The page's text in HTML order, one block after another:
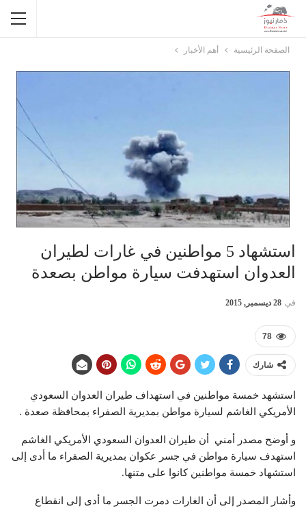
الصفحة الرئيسية أهم الأخبار
استشهاد 5 مواطنين في غارات لطيران
العدوان استهدفت سيارة مواطن بصعدة
في 28 ديسمبر, 2015
78
شارك
استشهد خمسة مواطنين في استهداف طيران العدوان السعودي
الأمريكي الغاشم لسيارة مواطن بمديرية الصفراء بمحافظة صعدة .
و أوضح مصدر أمني أن طيران العدوان السعودي الأمريكي الغاشم
استهدف سيارة مواطن في جسر عكوان بمديرية الصفراء ما أدى إلى
استشهاد خمسة مواطنين كانوا على متنها.
وأشار المصدر إلى أن الغارات دمرت الجسر ما أدى إلى انقطاع